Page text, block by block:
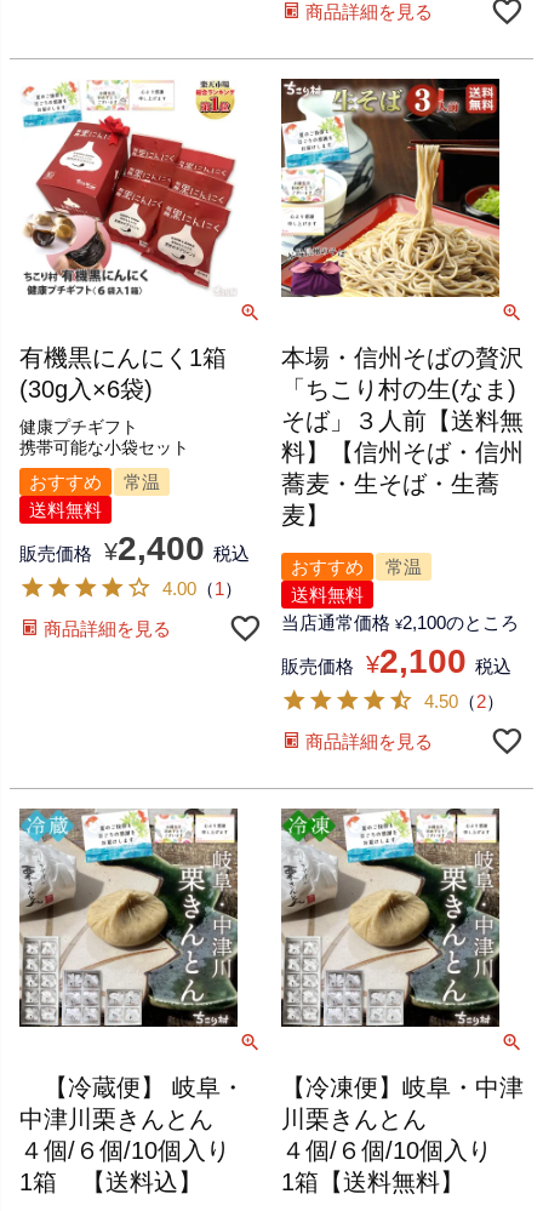
商品詳細を見る
健康プチギフト
携帯可能な小袋セット
有機黒にんにく1箱
(30g入×6袋)
おすすめ
常温
送料無料
販売価格 ¥2,400 税込
4.00 （1）
商品詳細を見る
本場・信州そばの贅沢
「ちこり村の生(なま)
そば」３人前【送料無
料】【信州そば・信州
蕎麦・生そば・生蕎
麦】
おすすめ
常温
送料無料
当店通常価格 ¥2,100のところ
販売価格 ¥2,100 税込
4.50 （2）
商品詳細を見る
【冷蔵便】 岐阜・
中津川栗きんとん
４個/６個/10個入り
1箱 【送料込】
【冷凍便】岐阜・中津
川栗きんとん
４個/６個/10個入り
1箱【送料無料】